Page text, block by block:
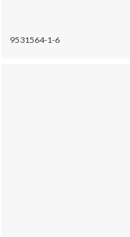
9531564-1-6